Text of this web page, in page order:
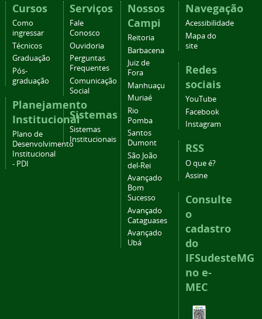
Cursos
Como
ingressar
Técnicos
Graduação
Pós-
graduação
Planejamento
Institucional
Plano de
Desenvolvimento
Institucional
- PDI
Serviços
Fale
Conosco
Ouvidoria
Perguntas
Frequentes
Comunicação
Social
Sistemas
Sistemas
Institucionais
Nossos
Campi
Reitoria
Barbacena
Juiz de
Fora
Manhuaçu
Muriaé
Rio
Pomba
Santos
Dumont
São João
del-Rei
Avançado
Bom
Sucesso
Avançado
Cataguases
Avançado
Ubá
Navegação
Acessibilidade
Mapa do
site
Redes
sociais
YouTube
Facebook
Instagram
RSS
O que é?
Assine
Consulte
o
cadastro
do
IFSudesteMG
no e-
MEC